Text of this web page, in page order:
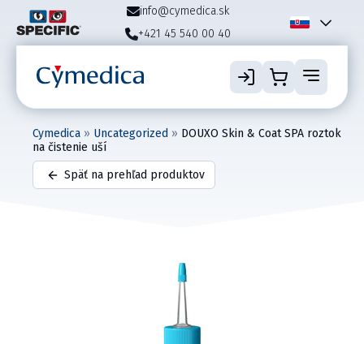
info@cymedica.sk
+421 45 540 00 40
Cymedica » Uncategorized » DOUXO Skin & Coat SPA roztok
na čistenie uší
Späť na prehľad produktov